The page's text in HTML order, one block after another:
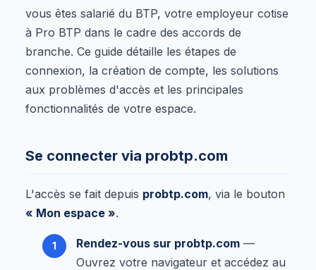
vous êtes salarié du BTP, votre employeur cotise
à Pro BTP dans le cadre des accords de
branche. Ce guide détaille les étapes de
connexion, la création de compte, les solutions
aux problèmes d'accès et les principales
fonctionnalités de votre espace.
Se connecter via probtp.com
L'accès se fait depuis probtp.com, via le bouton
« Mon espace ».
Rendez-vous sur probtp.com —
Ouvrez votre navigateur et accédez au